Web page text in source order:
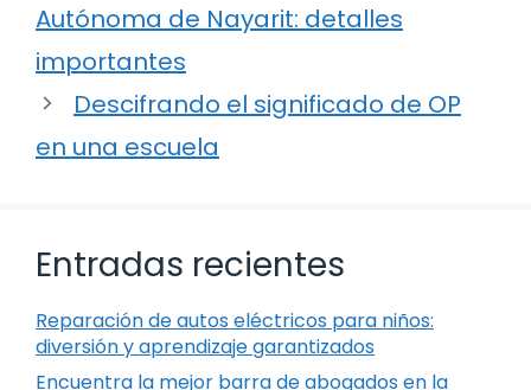
Autónoma de Nayarit: detalles
importantes
Descifrando el significado de OP
en una escuela
Entradas recientes
Reparación de autos eléctricos para niños:
diversión y aprendizaje garantizados
Encuentra la mejor barra de abogados en la